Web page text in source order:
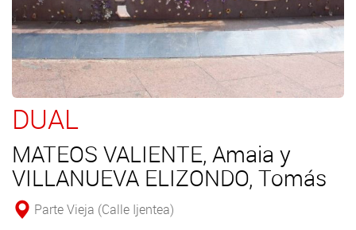
DUAL
MATEOS VALIENTE, Amaia y
VILLANUEVA ELIZONDO, Tomás
Parte Vieja (Calle Ijentea)